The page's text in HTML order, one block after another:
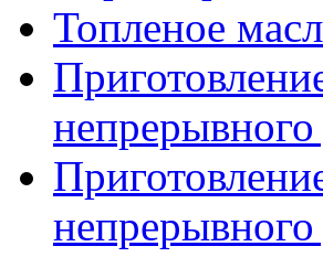
Топленое
непрерывного
непрерывного